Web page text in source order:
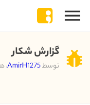
گزارش شکار
توسطAmirH1275،